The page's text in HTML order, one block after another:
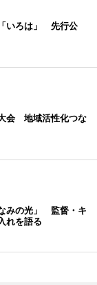
いろは」 先行公
会 地域活性化つな
みの光」 監督・キ
れを語る